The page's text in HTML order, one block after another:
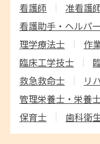
看護師 准看護
看護助手・ヘルパー
理学療法士
作
臨床工学技士
救急救命士
リ
管理栄養士・栄養
保育士
歯科衛